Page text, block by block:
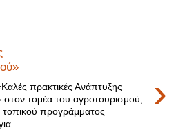
›
πρακτικές Ανάπτυξης
στον τομέα του αγροτουρισμού,
τοπικού προγράμματος
...